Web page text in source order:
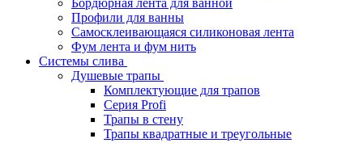
Бордюрная лента для ванной
Профили для ванны
Самосклеивающаяся силиконовая лента
Фум лента и фум нить
Системы слива
Душевые трапы
Комплектующие для трапов
Серия Profi
Трапы в стену
Трапы квадратные и треугольные